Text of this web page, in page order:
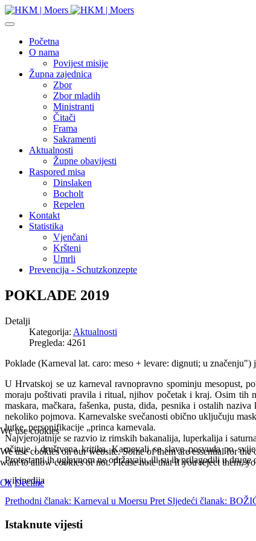
Početna
O nama
Povijest misije
Župna zajednica
Zbor
Zbor mladih
Ministranti
Čitači
Frama
Sakramenti
Aktualnosti
Župne obavijesti
Raspored misa
Dinslaken
Bocholt
Repelen
Kontakt
Statistika
Vjenčani
Kršteni
Umrli
Prevencija - Schutzkonzepte
POKLADE 2019
Detalji
Kategorija: Aktualnosti
Pregleda: 4261
Poklade (Karneval lat. caro: meso + levare: dignuti; u
U Hrvatskoj se uz karneval ravnopravno spominju mesopust,
moraju poštivati pravila i ritual, njihov početak i kraj. Osim tih
maskara, mačkara, fašenka, pusta, dida, pesnika i ostalih
nekoliko pojmova. Karnevalske svečanosti obično uključuju
lutke, personifikacije „princa karnevala.
Najvjerojatnije se razvio iz rimskih bakanalija, luperkalija i
očituje i društvena kritika. Karnevali se slave posvuda po
Protestanti ih uglavnom ne održavaju, ili su ih prilagodili u druge
wikipedija
Prethodni članak: Karneval u Moersu Pret Sljedeći članak:
Istaknute vijesti
We use cookies
We use cookies on our website. Some of them are essential for
want to allow cookies or not. Please note that if you reject them,
Ok Decline